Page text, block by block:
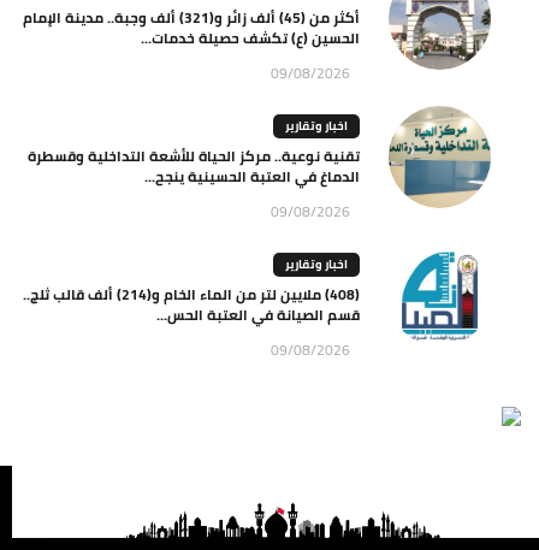
أكثر من (45) ألف زائر و(321) ألف وجبة.. مدينة الإمام
الحسين (ع) تكشف حصيلة خدمات...
09/08/2026
اخبار وتقارير
تقنية نوعية.. مركز الحياة للأشعة التداخلية وقسطرة
الدماغ في العتبة الحسينية ينجح...
09/08/2026
اخبار وتقارير
(408) ملايين لتر من الماء الخام و(214) ألف قالب ثلج..
قسم الصيانة في العتبة الحس...
09/08/2026